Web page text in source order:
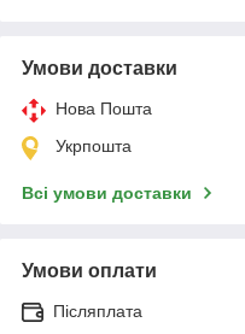
Умови доставки
Нова Пошта
Укрпошта
Всі умови доставки
Умови оплати
Післяплата